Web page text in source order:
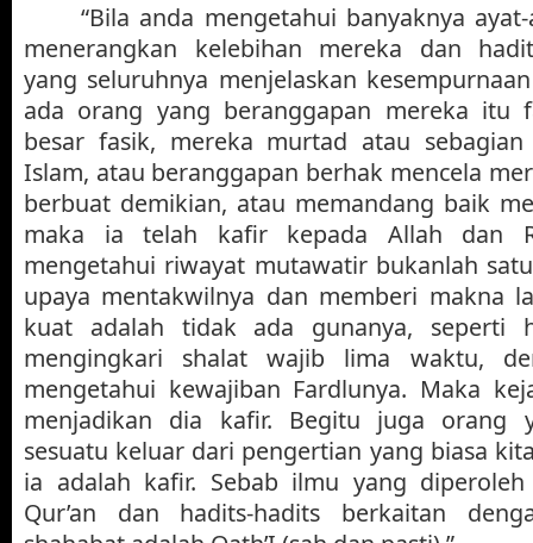
“Bila anda mengetahui banyaknya
menerangkan kelebihan mereka dan
yang seluruhnya menjelaskan
ada orang yang beranggapan mereka itu
besar fasik, mereka murtad atau
Islam, atau beranggapan berhak mencela
berbuat demikian, atau memandang baik
maka ia telah kafir kepada Allah dan
mengetahui riwayat mutawatir bukanlah
upaya mentakwilnya dan memberi makna
kuat adalah tidak ada gunanya, seperti
mengingkari shalat wajib lima waktu,
mengetahui kewajiban Fardlunya. Maka
menjadikan dia kafir. Begitu juga orang
sesuatu keluar dari pengertian yang biasa
ia adalah kafir. Sebab ilmu yang
Qur’an dan hadits-hadits berkaitan